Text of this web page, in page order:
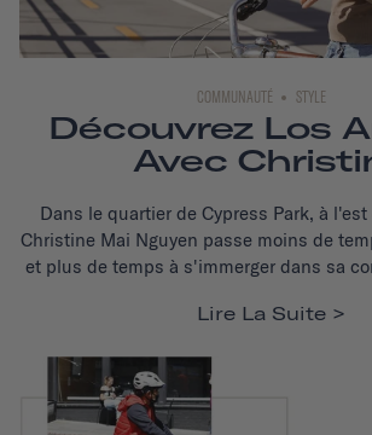
COMMUNAUTÉ STYLE
Découvrez Los
Avec
Dans le quartier de Cypress Park, à
Christine Mai Nguyen passe moins de
et plus de temps à s'immerger dans sa
Lire La Suite